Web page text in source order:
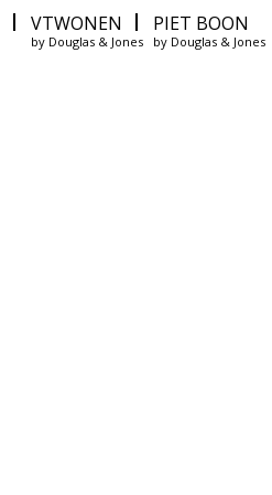
VTWONEN
by Douglas & Jones
PIET BOON
by Douglas & Jones